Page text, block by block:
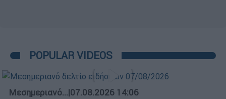
POPULAR VIDEOS
Μεσημεριανό...|07.08.2026 14:06